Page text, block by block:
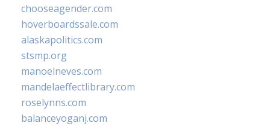
chooseagender.com
hoverboardssale.com
alaskapolitics.com
stsmp.org
manoelneves.com
mandelaeffectlibrary.com
roselynns.com
balanceyoganj.com